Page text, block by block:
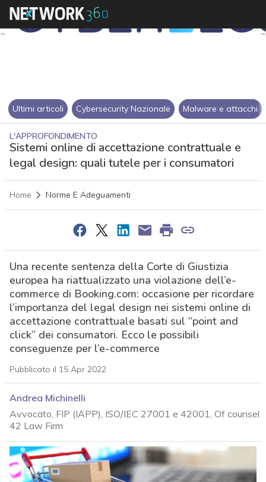
Ultimi articoli Cybersecurity Nazionale Malware e attacchi
L'APPROFONDIMENTO
Sistemi online di accettazione contrattuale e
legal design: quali tutele per i consumatori
Home Norme E Adeguamenti
Una recente sentenza della Corte di Giustizia
europea ha riattualizzato una violazione dell’e-
commerce di Booking.com: occasione per ricordare
l’importanza del legal design nei sistemi online di
accettazione contrattuale basati sul “point and
click” dei consumatori. Ecco le possibili
conseguenze per l’e-commerce
Pubblicato il 15 Apr 2022
Andrea Michinelli
Avvocato, FIP (IAPP), ISO/IEC 27001 e 42001, Of counsel
42 Law Firm